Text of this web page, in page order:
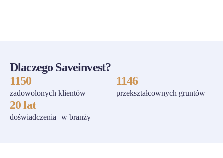
Dlaczego Saveinvest?
1150
zadowolonych klientów
1146
przekształcownych gruntów
20 lat
doświadczenia w branży